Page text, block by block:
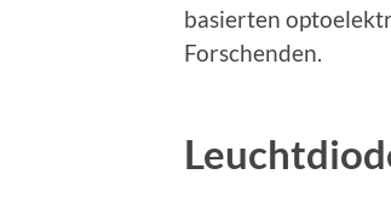
basierten
Forschenden.